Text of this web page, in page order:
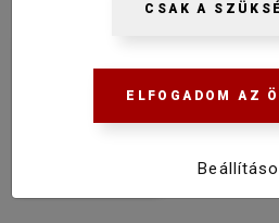
CSAK A
ELFOGADOM AZ